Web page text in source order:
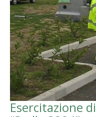
Esercitazione